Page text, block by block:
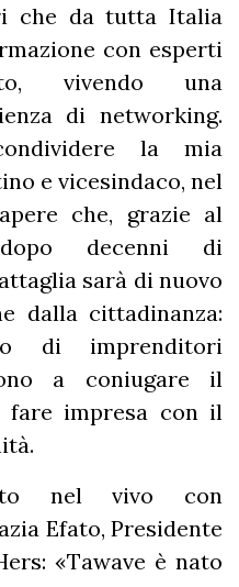
che da tutta Italia
con esperti
vivendo una
di networking.
la mia
e vicesindaco, nel
che, grazie al
decenni di
sarà di nuovo
dalla cittadinanza:
di imprenditori
a coniugare il
impresa con il
nel vivo con
Efato, Presidente
«Tawave è nato